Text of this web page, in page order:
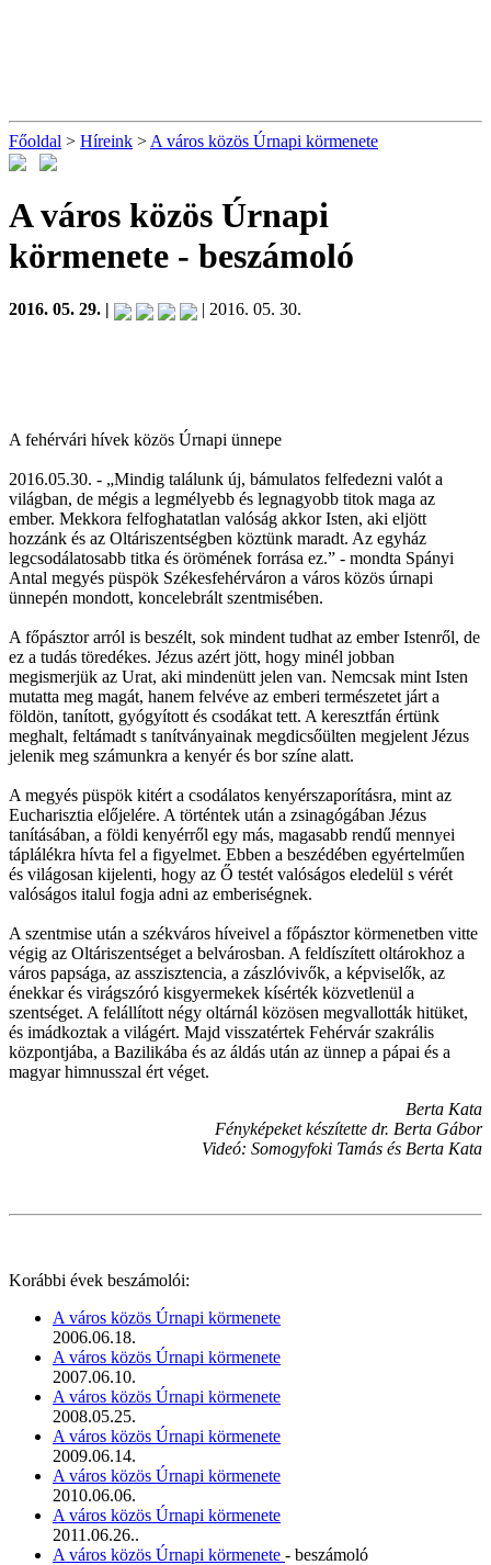
Főoldal > Híreink > A város közös Úrnapi körmenete
A város közös Úrnapi
körmenete - beszámoló
2016. 05. 29. | | 2016. 05. 30.
A fehérvári hívek közös Úrnapi ünnepe
2016.05.30. - „Mindig találunk új, bámulatos felfedezni valót a
világban, de mégis a legmélyebb és legnagyobb titok maga az
ember. Mekkora felfoghatatlan valóság akkor Isten, aki eljött
hozzánk és az Oltáriszentségben köztünk maradt. Az egyház
legcsodálatosabb titka és örömének forrása ez.” - mondta Spányi
Antal megyés püspök Székesfehérváron a város közös úrnapi
ünnepén mondott, koncelebrált szentmisében.
A főpásztor arról is beszélt, sok mindent tudhat az ember Istenről, de
ez a tudás töredékes. Jézus azért jött, hogy minél jobban
megismerjük az Urat, aki mindenütt jelen van. Nemcsak mint Isten
mutatta meg magát, hanem felvéve az emberi természetet járt a
földön, tanított, gyógyított és csodákat tett. A keresztfán értünk
meghalt, feltámadt s tanítványainak megdicsőülten megjelent Jézus
jelenik meg számunkra a kenyér és bor színe alatt.
A megyés püspök kitért a csodálatos kenyérszaporításra, mint az
Eucharisztia előjelére. A történtek után a zsinagógában Jézus
tanításában, a földi kenyérről egy más, magasabb rendű mennyei
táplálékra hívta fel a figyelmet. Ebben a beszédében egyértelműen
és világosan kijelenti, hogy az Ő testét valóságos eledelül s vérét
valóságos italul fogja adni az emberiségnek.
A szentmise után a székváros híveivel a főpásztor körmenetben vitte
végig az Oltáriszentséget a belvárosban. A feldíszített oltárokhoz a
város papsága, az asszisztencia, a zászlóvivők, a képviselők, az
énekkar és virágszóró kisgyermekek kísérték közvetlenül a
szentséget. A felállított négy oltárnál közösen megvallották hitüket,
és imádkoztak a világért. Majd visszatértek Fehérvár szakrális
központjába, a Bazilikába és az áldás után az ünnep a pápai és a
magyar himnusszal ért véget.
Berta Kata
Fényképeket készítette dr. Berta Gábor
Videó: Somogyfoki Tamás és Berta Kata
Korábbi évek beszámolói:
A város közös Úrnapi körmenete
2006.06.18.
A város közös Úrnapi körmenete
2007.06.10.
A város közös Úrnapi körmenete
2008.05.25.
A város közös Úrnapi körmenete
2009.06.14.
A város közös Úrnapi körmenete
2010.06.06.
A város közös Úrnapi körmenete
2011.06.26..
A város közös Úrnapi körmenete - beszámoló